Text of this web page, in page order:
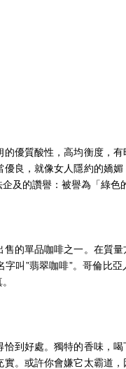
優質酸性，高均衡度，
良，就像女人隱約的嬌
及的讚譽：被譽為「綠色
的單品咖啡之一。在質
叫”翡翠咖啡”。哥倫比
到好處。獨特的香味，
。或許你會嫌它太霸道